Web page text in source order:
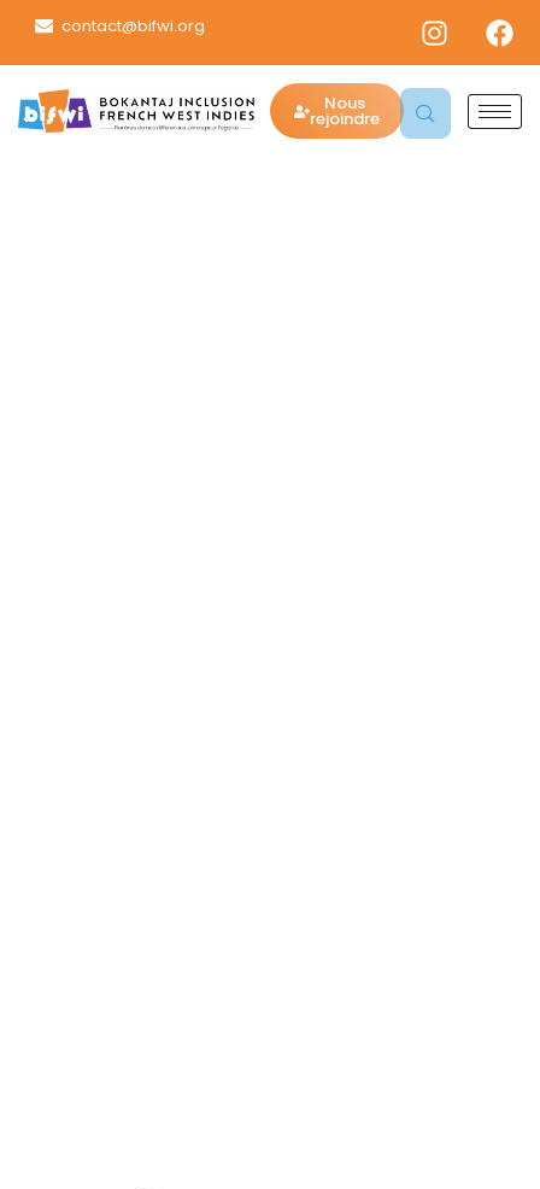
contact@bifwi.org
Nous
rejoindre